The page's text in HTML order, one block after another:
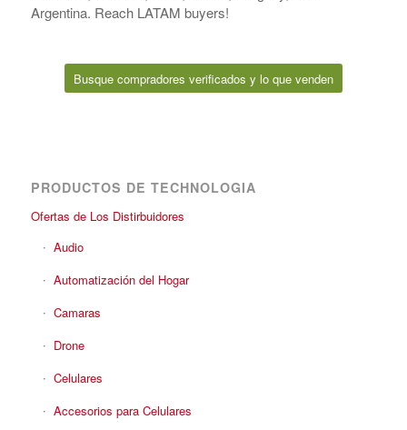
Argentina. Reach LATAM buyers!
Busque compradores verificados y lo que venden
PRODUCTOS DE TECHNOLOGIA
Ofertas de Los Distirbuidores
Audio
Automatización del Hogar
Camaras
Drone
Celulares
Accesorios para Celulares